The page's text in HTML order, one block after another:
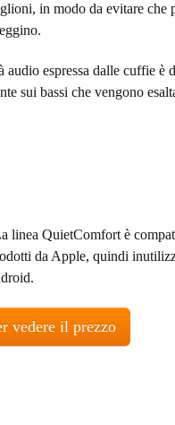
in modo da evitare che
audio espressa dalle cuffie è
sui bassi che vengono
linea QuietComfort è
da Apple, quindi
vedere il prezzo